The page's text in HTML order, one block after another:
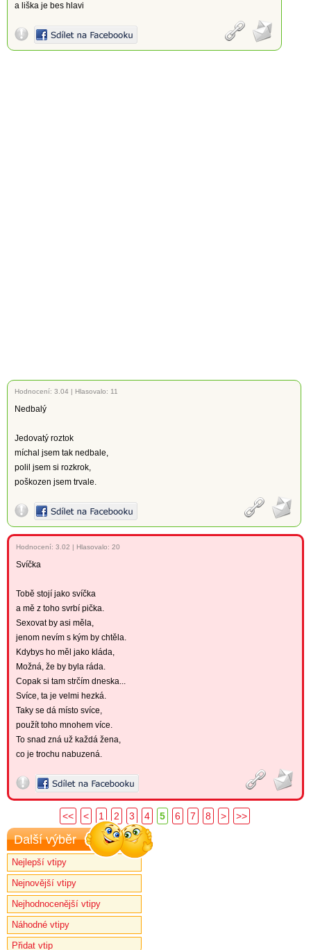
a liška je bes hlavi
Hodnocení: 3.04 | Hlasovalo: 11
Nedbalý
Jedovatý roztok
míchal jsem tak nedbale,
polil jsem si rozkrok,
poškozen jsem trvale.
Hodnocení: 3.02 | Hlasovalo: 20
Svíčka
Tobě stojí jako svíčka
a mě z toho svrbí pička.
Sexovat by asi měla,
jenom nevím s kým by chtěla.
Kdybys ho měl jako kláda,
Možná, že by byla ráda.
Copak si tam strčím dneska...
Svíce, ta je velmi hezká.
Taky se dá místo svíce,
použít toho mnohem více.
To snad zná už každá žena,
co je trochu nabuzená.
<< < 1 2 3 4 5 6 7 8 > >>
Další výběr
Nejlepší vtipy
Nejnovější vtipy
Nejhodnocenější vtipy
Náhodné vtipy
Přidat vtip